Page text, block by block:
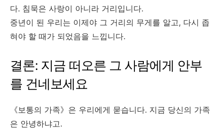
다. 침묵은 사랑이 아니라 거리입니다.
중년이 된 우리는 이제야 그 거리의 무게를 알고, 다시 좁
혀야 할 때가 되었음을 느낍니다.
결론: 지금 떠오른 그 사람에게 안부
를 건네보세요
《보통의 가족》은 우리에게 묻습니다. 지금 당신의 가족
은 안녕하냐고.